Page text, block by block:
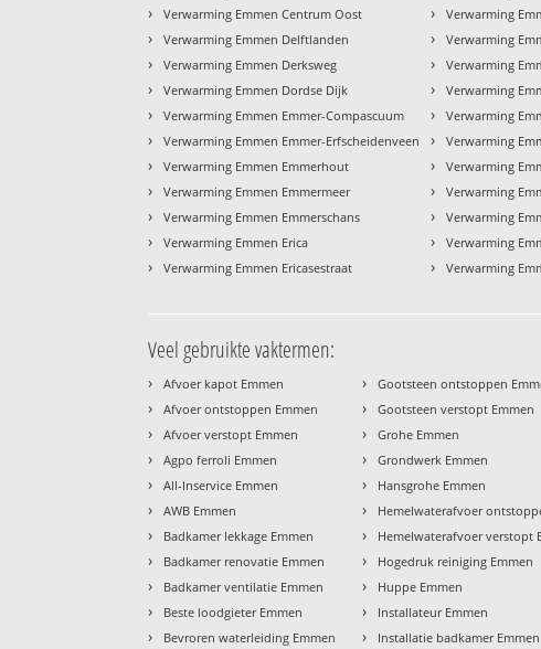
› Verwarming Emmen Centrum Oost
› Verwarming Emmen Delftlanden
› Verwarming Emmen Derksweg
› Verwarming Emmen Dordse Dijk
› Verwarming Emmen Emmer-Compascuum
› Verwarming Emmen Emmer-Erfscheidenveen
› Verwarming Emmen Emmerhout
› Verwarming Emmen Emmermeer
› Verwarming Emmen Emmerschans
› Verwarming Emmen Erica
› Verwarming Emmen Ericasestraat
› Verwarming
› Verwarming
› Verwarming
› Verwarming
› Verwarming
› Verwarming
› Verwarming
› Verwarming
› Verwarming
› Verwarming
› Verwarming
Veel gebruikte vaktermen:
› Afvoer kapot Emmen
› Afvoer ontstoppen Emmen
› Afvoer verstopt Emmen
› Agpo ferroli Emmen
› All-Inservice Emmen
› AWB Emmen
› Badkamer lekkage Emmen
› Badkamer renovatie Emmen
› Badkamer ventilatie Emmen
› Beste loodgieter Emmen
› Bevroren waterleiding Emmen
› Gootsteen ontstoppen
› Gootsteen verstopt Emmen
› Grohe Emmen
› Grondwerk Emmen
› Hansgrohe Emmen
› Hemelwaterafvoer
› Hemelwaterafvoer verstopt
› Hogedruk reiniging Emmen
› Huppe Emmen
› Installateur Emmen
› Installatie badkamer Emmen